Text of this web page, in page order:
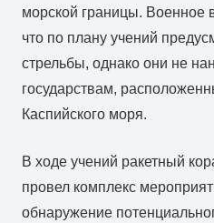
морской границы. Военное
что по плану учений
стрельбы, однако они не
государствам,
Каспийского моря.
В ходе учений ракетный
провел комплекс
обнаружение